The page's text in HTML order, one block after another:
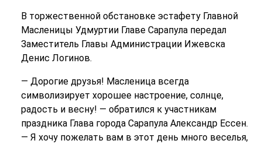
В торжественной обстановке эстафету Главной
Масленицы Удмуртии Главе Сарапула передал
Заместитель Главы Администрации Ижевска
Денис Логинов.
— Дорогие друзья! Масленица всегда
символизирует хорошее настроение, солнце,
радость и весну! — обратился к участникам
праздника Глава города Сарапула Александр Ессен.
— Я хочу пожелать вам в этот день много веселья,